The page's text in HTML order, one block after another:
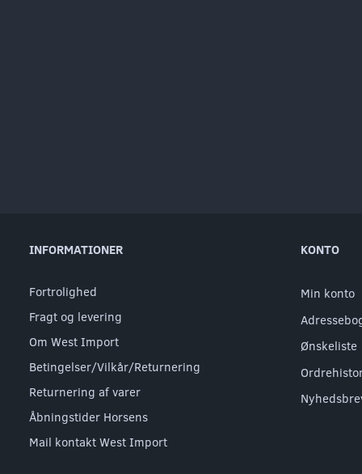
INFORMATIONER
Fortrolighed
Fragt og levering
Om West Import
Betingelser/Vilkår/Returnering
Returnering af varer
Åbningstider Horsens
Mail kontakt West Import
KONTO
Min konto
Ønskeliste